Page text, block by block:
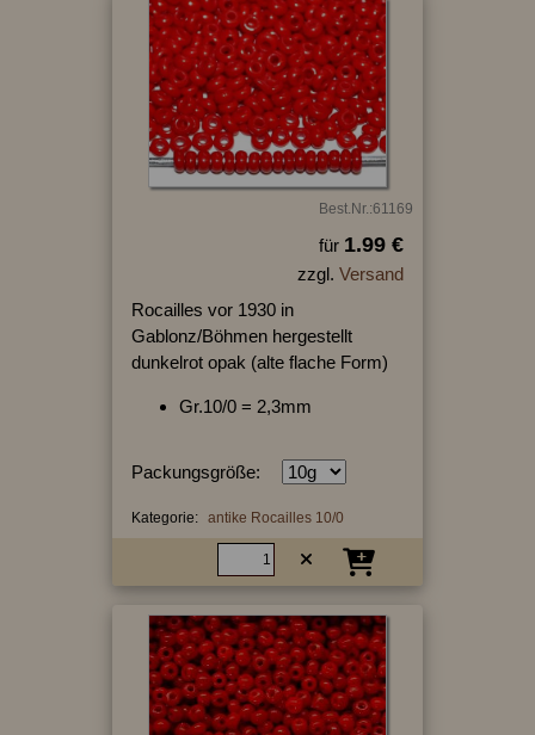
Best.Nr.:61169
für 1.99 €
zzgl. Versand
Rocailles vor 1930 in
Gablonz/Böhmen hergestellt
dunkelrot opak (alte flache Form)
Gr.10/0 = 2,3mm
Packungsgröße:
Kategorie: antike Rocailles 10/0